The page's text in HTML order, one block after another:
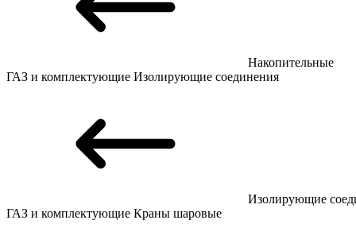
Накопительные
ГАЗ и комплектующие Изолирующие соединения
Изолирующие
ГАЗ и комплектующие Краны шаровые